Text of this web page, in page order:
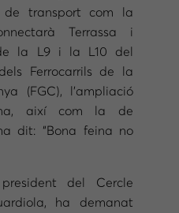
de transport com la
Terrassa i
la L9 i la L10 del
Ferrocarrils de la
(FGC), l’ampliació
així com la de
dit: “Bona feina no
del Cercle
ha demanat